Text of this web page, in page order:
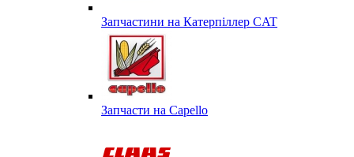
Запчастини на Катерпіллер CAT
Запчасти на Capello